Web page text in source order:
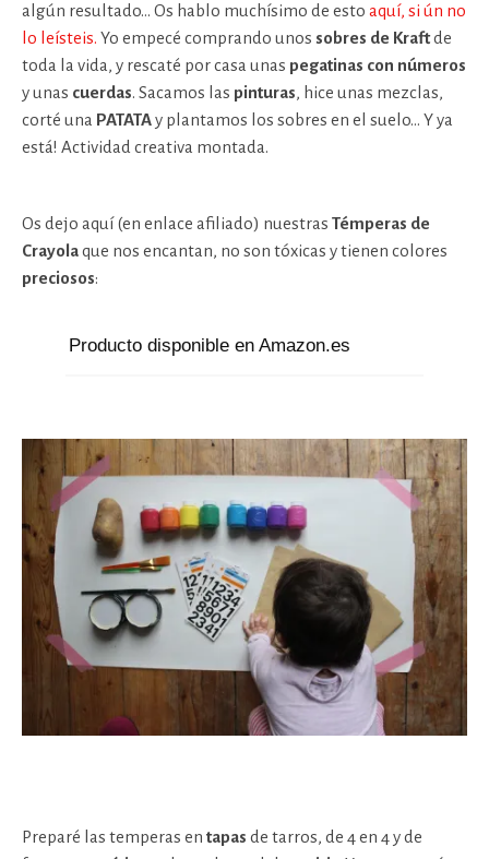
algún resultado… Os hablo muchísimo de esto aquí, si ún no
lo leísteis. Yo empecé comprando unos sobres de Kraftde
toda la vida, y rescaté por casa unas pegatinas con números
y unas cuerdas. Sacamos las pinturas, hice unas mezclas,
corté una PATATAy plantamos los sobres en el suelo… Y ya
está! Actividad creativa montada.
Os dejo aquí (en enlace afiliado) nuestras Témperas de
Crayolaque nos encantan, no son tóxicas y tienen colores
preciosos:
Producto disponible en Amazon.es
Preparé las temperas en tapas de tarros, de 4 en 4 y de